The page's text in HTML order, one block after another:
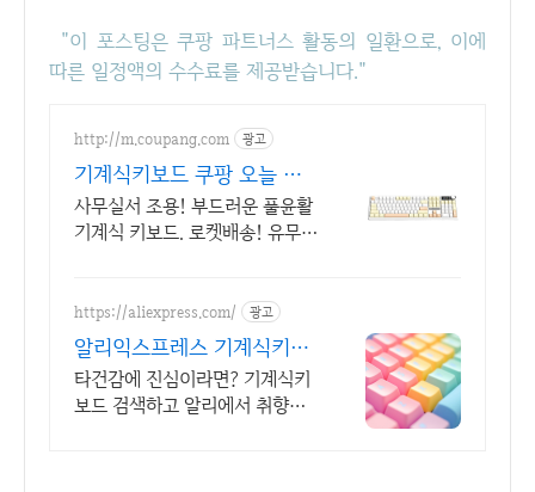
"이 포스팅은 쿠팡 파트너스 활동의 일환으로, 이에
따른 일정액의 수수료를 제공받습니다."
http://m.coupang.com 광고
기계식키보드 쿠팡 오늘 주
문 내일 도착
사무실서 조용! 부드러운 풀윤활
기계식 키보드. 로켓배송! 유무선
립.
https://aliexpress.com/ 광고
알리익스프레스 기계식키보
드 내 맘에 쏙드는 오늘의 특
가
타건감에 진심이라면? 기계식키
보드 검색하고 알리에서 취향대